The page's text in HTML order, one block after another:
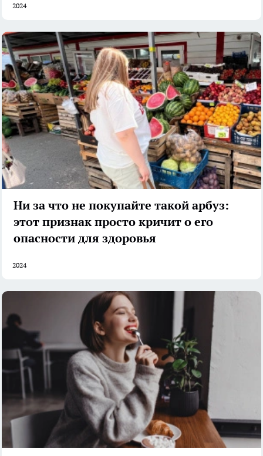
2024
Ни за что не покупайте такой арбуз:
этот признак просто кричит о его
опасности для здоровья
2024